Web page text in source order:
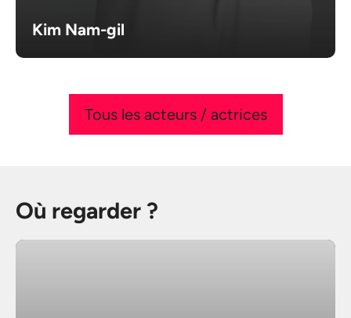
Kim Nam-gil
Tous les acteurs / actrices
Où regarder ?